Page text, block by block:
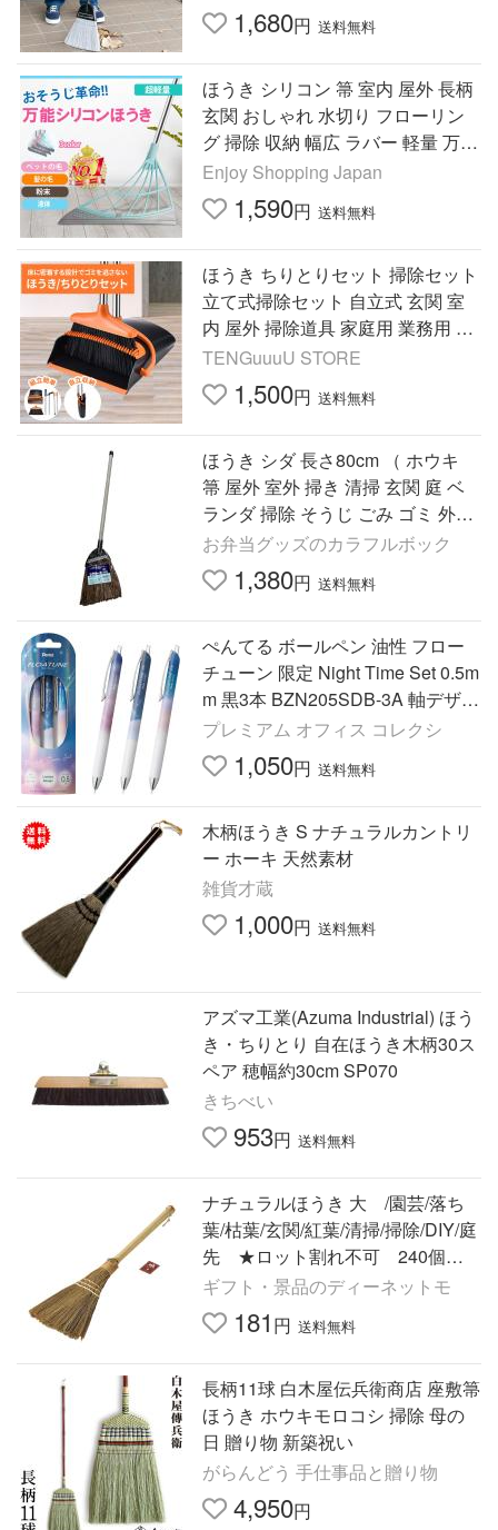
1,680円 送料無料
ほうき シリコン 箒 室内 屋外 長柄
玄関 おしゃれ 水切り フローリン
グ 掃除 収納 幅広 ラバー 軽量 万能
ほうき 髪の毛 ペットの毛 爆買
Enjoy Shopping Japan
1,590円 送料無料
ほうき ちりとりセット 掃除セット
立て式掃除セット 自立式 玄関 室
内 屋外 掃除道具 家庭用 業務用 ち
りとり ちりとりセット コンパクト
折りたたみ
TENGuuuU STORE
1,500円 送料無料
ほうき シダ 長さ80cm （ ホウキ
箒 屋外 室外 掃き 清掃 玄関 庭 ベ
ランダ 掃除 そうじ ごみ ゴミ 外掃
除 シダホウキ ）
お弁当グッズのカラフルボック
1,380円 送料無料
ぺんてる ボールペン 油性 フロー
チューン 限定 Night Time Set 0.5m
m 黒3本 BZN205SDB-3A 軸デザイ
ン 黄昏 ほうき星 明空 ゆうパケ発
送
プレミアム オフィス コレクシ
1,050円 送料無料
木柄ほうき S ナチュラルカントリ
ー ホーキ 天然素材
雑貨才蔵
1,000円 送料無料
アズマ工業(Azuma Industrial) ほう
き・ちりとり 自在ほうき木柄30ス
ペア 穂幅約30cm SP070
きちべい
953円 送料無料
ナチュラルほうき 大 /園芸/落ち
葉/枯葉/玄関/紅葉/清掃/掃除/DIY/庭
先 ★ロット割れ不可 240個単
位でご注文願います
ギフト・景品のディーネットモ
181 円 送料無料
長柄11球 白木屋伝兵衛商店 座敷箒
ほうき ホウキモロコシ 掃除 母の
日 贈り物 新築祝い
がらんどう 手仕事品と贈り物
4,950円